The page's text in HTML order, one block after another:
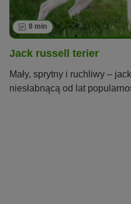
8 min
Jack russell terier
Mały, sprytny i ruchliwy –
niesłabnącą od lat